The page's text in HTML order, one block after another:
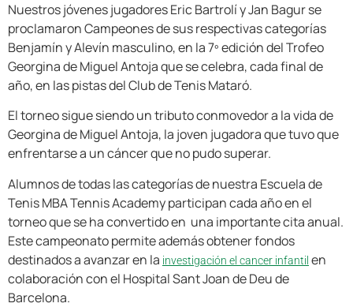
Nuestros jóvenes jugadores Eric Bartrolí y Jan Bagur se
proclamaron Campeones de sus respectivas categorías
Benjamín y Alevín masculino, en la 7º edición del Trofeo
Georgina de Miguel Antoja que se celebra, cada final de
año, en las pistas del Club de Tenis Mataró.
El torneo sigue siendo un tributo conmovedor a la vida de
Georgina de Miguel Antoja, la joven jugadora que tuvo que
enfrentarse a un cáncer que no pudo superar.
Alumnos de todas las categorías de nuestra Escuela de
Tenis MBA Tennis Academy participan cada año en el
torneo que se ha convertido en una importante cita anual.
Este campeonato permite además obtener fondos
destinados a avanzar en la investigación el cancer infantil en
colaboración con el Hospital Sant Joan de Deu de
Barcelona.